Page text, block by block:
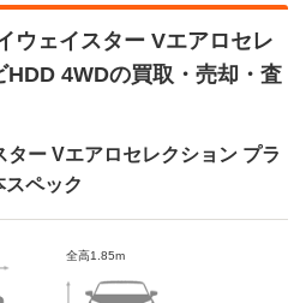
ウェイスター Vエアロセレ
HDD 4WDの買取・売却・査
ター Vエアロセレクション プラ
ペック
全高1.85m